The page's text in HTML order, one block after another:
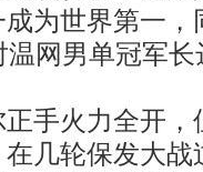
为世界第一，
网男单冠军
火力全开，
几轮保发大战